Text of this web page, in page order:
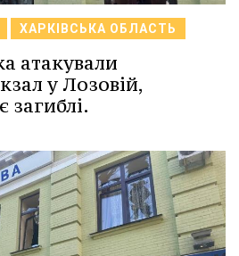
ХАРКІВСЬКА ОБЛАСТЬ
атакували
у Лозовій,
загиблі.